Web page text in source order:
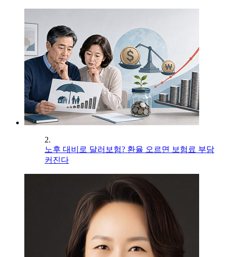
2.
노후 대비로 달러보험? 환율 오르면 보험료 부담
커진다